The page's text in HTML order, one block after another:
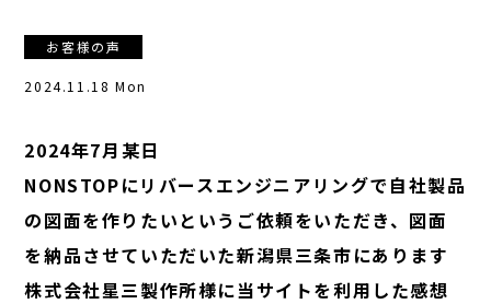
お客様の声
2024.11.18 Mon
2024年7月某日
NONSTOPにリバースエンジニアリングで自社製品
の図面を作りたいというご依頼をいただき、図面
を納品させていただいた新潟県三条市にあります
株式会社星三製作所様に当サイトを利用した感想